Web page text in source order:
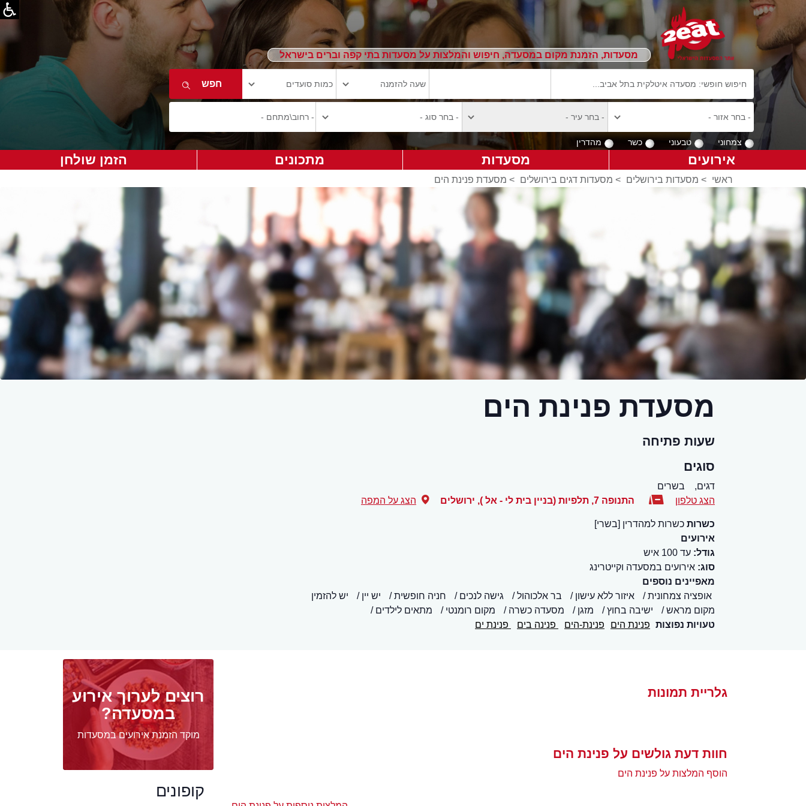
מסעדות, הזמנת מקום במסעדה, חיפוש והמלצות על מסעדות בתי קפה וברים בישראל
צמחוני טבעוני כשר מהדרין
אירועים מסעדות מתכונים הזמן שולחן
ראשי > מסעדות בירושלים > מסעדות דגים בירושלים > מסעדת פנינת הים
מסעדת פנינת הים
שעות פתיחה
סוגים
דגים,
בשרים
הצג טלפון
התנופה 7, תלפיות (בניין בית לי - אל ) , ירושלים הצג על המפה
כשרות כשרות למהדרין [בשרי]
אירועים
גודל: עד 100 איש
סוג: אירועים במסעדה וקייטרינג
מאפיינים נוספים
אופציה צמחונית
איזור ללא עישון בר אלכוהול גישה לנכים חניה חופשית יש יין
יש להזמין
מקום מראש
ישיבה בחוץ מזגן מסעדה כשרה מקום רומנטי
מתאים לילדים
טעויות נפוצות פנינת הים פנינת-הים פנינה בים פנינת ים
גלריית תמונות
חוות דעת גולשים על פנינת הים
הוסף המלצות על פנינת הים
רוצים לערוך אירוע
במסעדה?
מוקד הזמנת אירועים במסעדות
קופונים